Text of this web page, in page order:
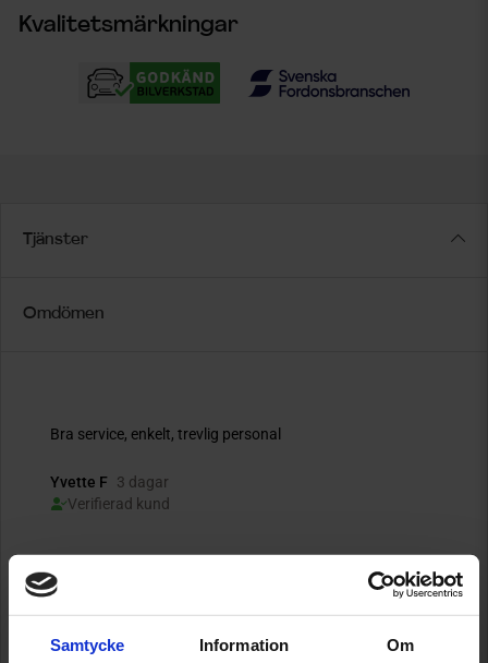
Samtycke Information Om
Kvalitetsmärkningar
Tjänster
Omdömen